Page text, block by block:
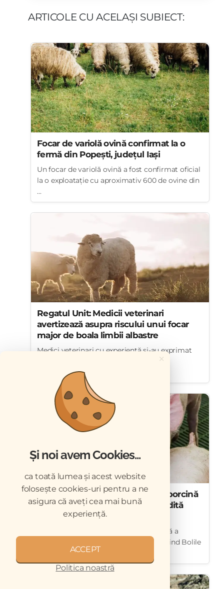
ARTICOLE CU ACELAȘI SUBIECT:
Focar de variolă ovină confirmat la o
fermă din Popești, județul Iași
Un focar de variolă ovină a fost confirmat oficial
la o exploatație cu aproximativ 600 de ovine din
...
Regatul Unit: Medicii veterinari
avertizează asupra riscului unui focar
major de boala limbii albastre
Medici veterinari cu experiență și-au exprimat
temerea că Regatul Unit ar putea să se
confrunte cu u...
Raport săptămânal ADIS: pesta porcină
africană rămâne cea mai răspândită
boală animală în Europa
Cea mai recentă notificare săptămânală a
Sistemului European de Informații privind Bolile
Animale (A...
×
Și noi avem Cookies...
ca toată lumea și acest website
folosește cookies-uri pentru a ne
asigura că aveți cea mai bună
experiență.
ACCEPT
Politica noastră